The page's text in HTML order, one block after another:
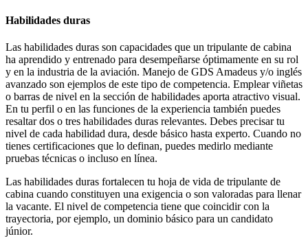
Habilidades duras
Las habilidades duras son capacidades que un tripulante de cabina
ha aprendido y entrenado para desempeñarse óptimamente en su rol
y en la industria de la aviación. Manejo de GDS Amadeus y/o inglés
avanzado son ejemplos de este tipo de competencia. Emplear viñetas
o barras de nivel en la sección de habilidades aporta atractivo visual.
En tu perfil o en las funciones de la experiencia también puedes
resaltar dos o tres habilidades duras relevantes. Debes precisar tu
nivel de cada habilidad dura, desde básico hasta experto. Cuando no
tienes certificaciones que lo definan, puedes medirlo mediante
pruebas técnicas o incluso en línea.
Las habilidades duras fortalecen tu hoja de vida de tripulante de
cabina cuando constituyen una exigencia o son valoradas para llenar
la vacante. El nivel de competencia tiene que coincidir con la
trayectoria, por ejemplo, un dominio básico para un candidato
júnior.